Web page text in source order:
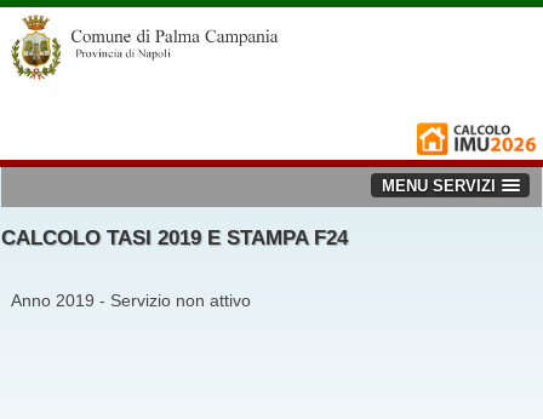
MENU SERVIZI
CALCOLO TASI 2019 E STAMPA F24
Anno 2019 - Servizio non attivo